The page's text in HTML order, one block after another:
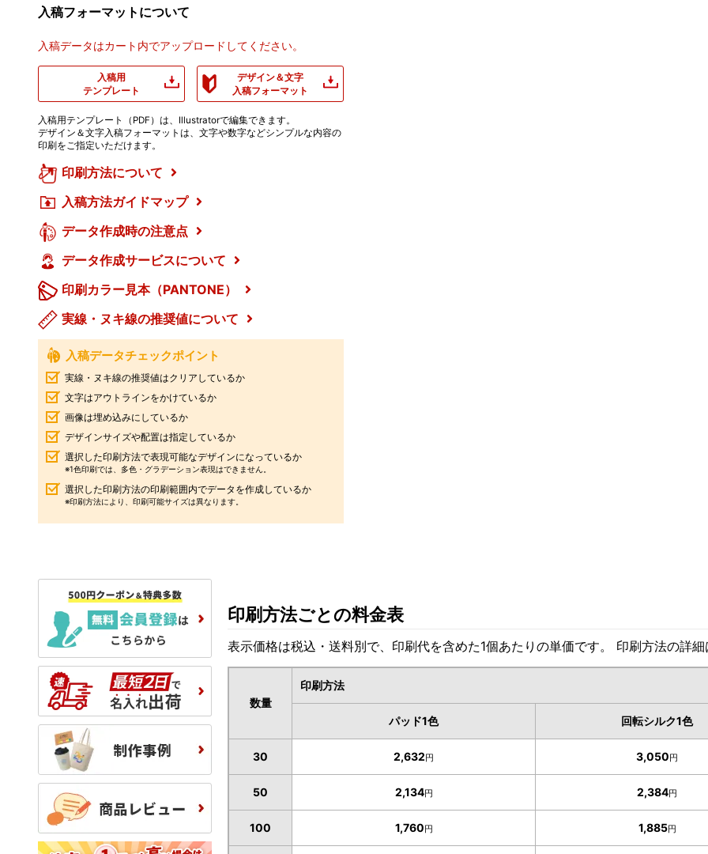
入稿フォーマットについて
入稿データはカート内でアップロードしてください。
入稿用
テンプレート
デザイン＆文字
入稿フォーマット
入稿用テンプレート（PDF）は、Illustratorで編集できます。
デザイン＆文字入稿フォーマットは、文字や数字などシンプルな内容の
印刷をご指定いただけます。
印刷方法について
入稿方法ガイドマップ
データ作成時の注意点
データ作成サービスについて
印刷カラー見本（PANTONE）
実線・ヌキ線の推奨値について
入稿データチェックポイント
実線・ヌキ線の推奨値はクリアしているか
文字はアウトラインをかけているか
画像は埋め込みにしているか
デザインサイズや配置は指定しているか
選択した印刷方法で表現可能なデザインになっているか
※1色印刷では、多色・グラデーション表現はできません。
選択した印刷方法の印刷範囲内でデータを作成しているか
※印刷方法により、印刷可能サイズは異なります。
印刷方法ごとの料金表
表示価格は税込・送料別で、印刷代を含めた1個あたりの単価です。 印刷方法の詳
数量
印刷方法
パッド1色 回転シルク1色
30 2,632円 3,050円
50 2,134円 2,384円
100 1,760円 1,885円